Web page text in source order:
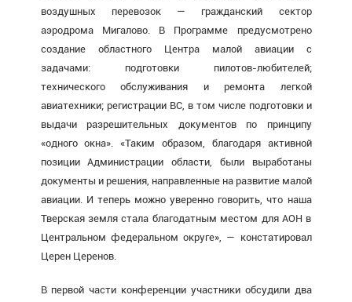
воздушных перевозок — гражданский сектор
аэродрома Мигалово. В Программе предусмотрено
создание областного Центра малой авиации с
задачами: подготовки пилотов-любителей;
технического обслуживания и ремонта легкой
авиатехники; регистрации ВС, в том числе подготовки и
выдачи разрешительных документов по принципу
«одного окна». «Таким образом, благодаря активной
позиции Администрации области, были выработаны
документы и решения, направленные на развитие малой
авиации. И теперь можно уверенно говорить, что наша
Тверская земля стала благодатным местом для АОН в
Центральном федеральном округе», — констатировал
Церен Церенов.
В первой части конференции участники обсудили два